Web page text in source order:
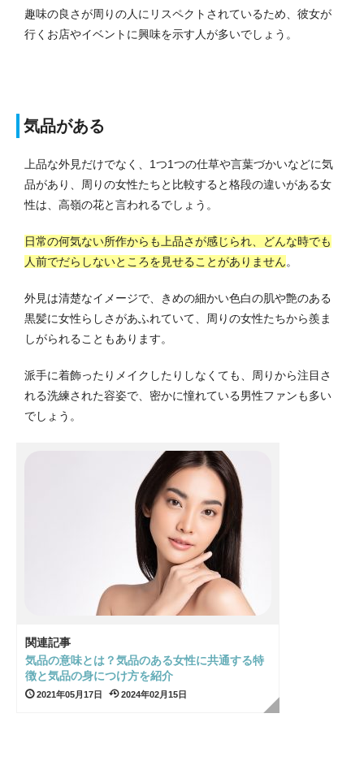
趣味の良さが周りの人にリスペクトされているため、彼女が
行くお店やイベントに興味を示す人が多いでしょう。
気品がある
上品な外見だけでなく、1つ1つの仕草や言葉づかいなどに気
品があり、周りの女性たちと比較すると格段の違いがある女
性は、高嶺の花と言われるでしょう。
日常の何気ない所作からも上品さが感じられ、どんな時でも
人前でだらしないところを見せることがありません。
外見は清楚なイメージで、きめの細かい色白の肌や艶のある
黒髪に女性らしさがあふれていて、周りの女性たちから羨ま
しがられることもあります。
派手に着飾ったりメイクしたりしなくても、周りから注目さ
れる洗練された容姿で、密かに憧れている男性ファンも多い
でしょう。
関連記事
気品の意味とは？気品のある女性に共通する特
徴と気品の身につけ方を紹介
2021年05月17日 2024年02月15日